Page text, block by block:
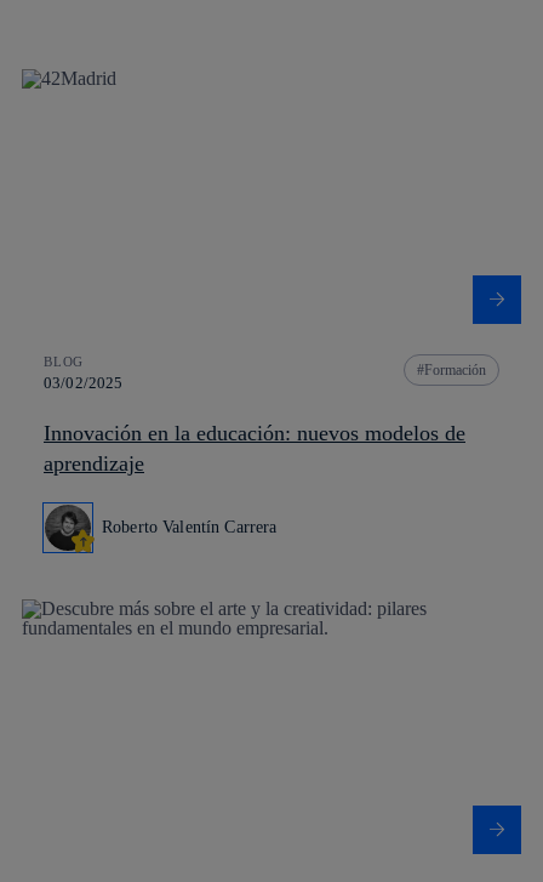
BLOG
03/02/2025
Formación
Innovación en la educación: nuevos modelos de
aprendizaje
Roberto Valentín Carrera